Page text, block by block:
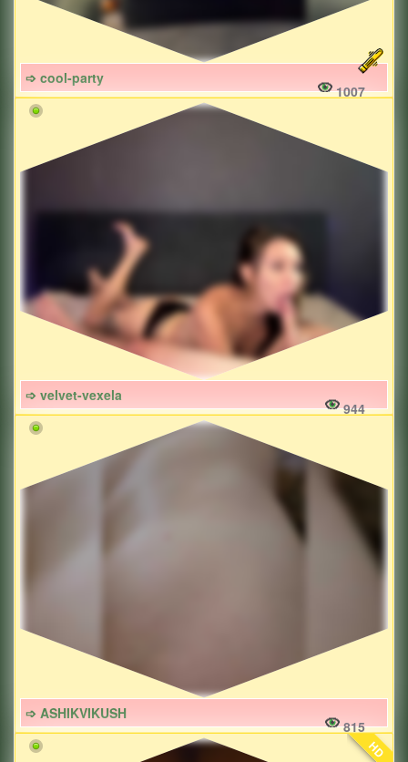
➩ cool-party
1007
➩ velvet-vexela
944
➩ ASHIKVIKUSH
815
HD